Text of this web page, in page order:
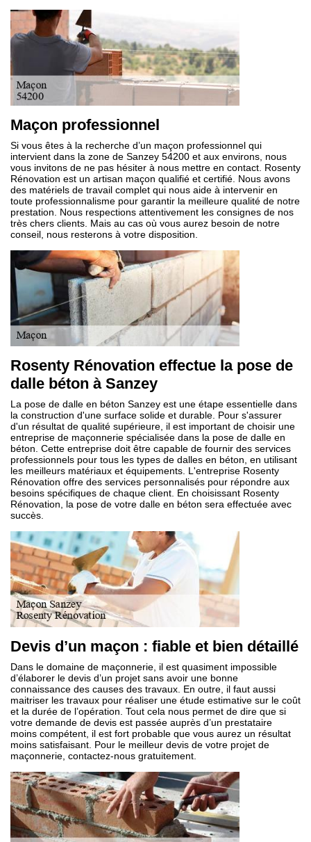
Maçon professionnel
Si vous êtes à la recherche d’un maçon professionnel qui
intervient dans la zone de Sanzey 54200 et aux environs, nous
vous invitons de ne pas hésiter à nous mettre en contact. Rosenty
Rénovation est un artisan maçon qualifié et certifié. Nous avons
des matériels de travail complet qui nous aide à intervenir en
toute professionnalisme pour garantir la meilleure qualité de notre
prestation. Nous respections attentivement les consignes de nos
très chers clients. Mais au cas où vous aurez besoin de notre
conseil, nous resterons à votre disposition.
Rosenty Rénovation effectue la pose de
dalle béton à Sanzey
La pose de dalle en béton Sanzey est une étape essentielle dans
la construction d'une surface solide et durable. Pour s'assurer
d'un résultat de qualité supérieure, il est important de choisir une
entreprise de maçonnerie spécialisée dans la pose de dalle en
béton. Cette entreprise doit être capable de fournir des services
professionnels pour tous les types de dalles en béton, en utilisant
les meilleurs matériaux et équipements. L'entreprise Rosenty
Rénovation offre des services personnalisés pour répondre aux
besoins spécifiques de chaque client. En choisissant Rosenty
Rénovation, la pose de votre dalle en béton sera effectuée avec
succès.
Devis d’un maçon : fiable et bien détaillé
Dans le domaine de maçonnerie, il est quasiment impossible
d’élaborer le devis d’un projet sans avoir une bonne
connaissance des causes des travaux. En outre, il faut aussi
maitriser les travaux pour réaliser une étude estimative sur le coût
et la durée de l’opération. Tout cela nous permet de dire que si
votre demande de devis est passée auprès d’un prestataire
moins compétent, il est fort probable que vous aurez un résultat
moins satisfaisant. Pour le meilleur devis de votre projet de
maçonnerie, contactez-nous gratuitement.